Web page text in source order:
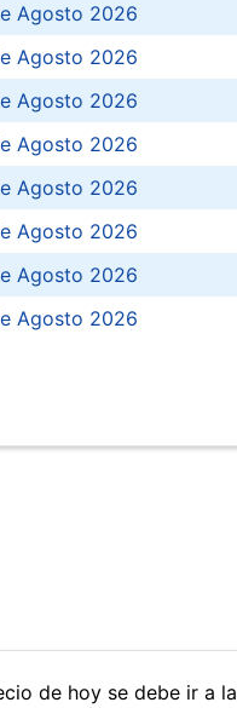
Agosto 2026
Agosto 2026
Agosto 2026
Agosto 2026
Agosto 2026
Agosto 2026
Agosto 2026
Agosto 2026
de hoy se debe ir a la